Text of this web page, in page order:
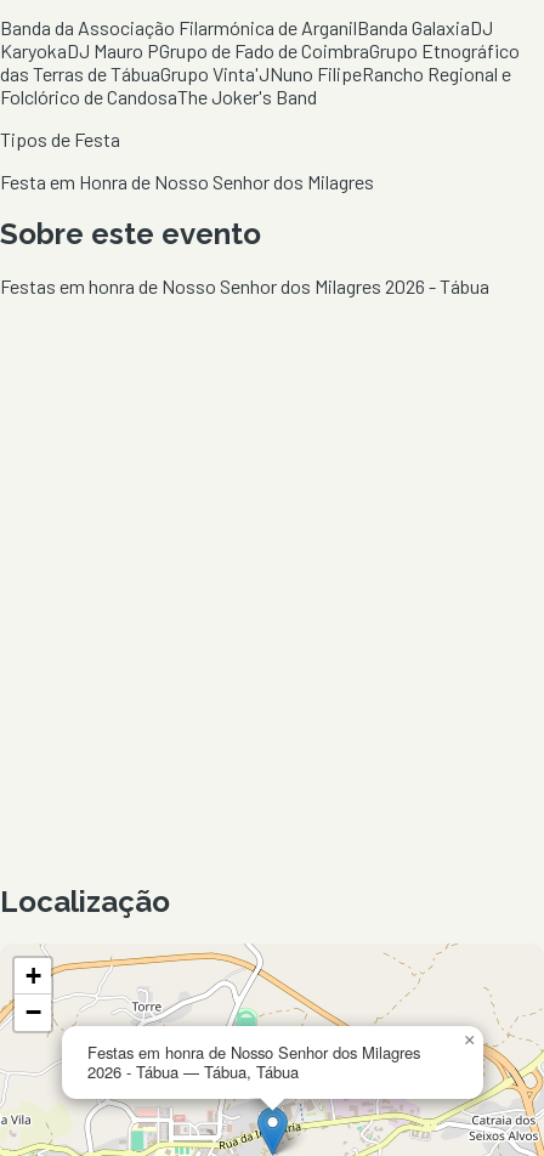
Banda da Associação Filarmónica de ArganilBanda GalaxiaDJ
KaryokaDJ Mauro PGrupo de Fado de CoimbraGrupo Etnográfico
das Terras de TábuaGrupo Vinta'JNuno FilipeRancho Regional e
Folclórico de CandosaThe Joker's Band
Tipos de Festa
Festa em Honra de Nosso Senhor dos Milagres
Sobre este evento
Festas em honra de Nosso Senhor dos Milagres 2026 - Tábua
Localização
Festas em honra de Nosso Senhor dos Milagres
2026 - Tábua — Tábua, Tábua
×
+
−